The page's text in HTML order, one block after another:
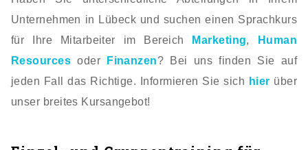
Unternehmen in Lübeck und suchen einen Sprachkurs
für Ihre Mitarbeiter im Bereich
Marketing,
Human
Resources oder Finanzen? Bei uns finden Sie auf
jeden Fall das Richtige. Informieren Sie sich hier über
unser breites Kursangebot!